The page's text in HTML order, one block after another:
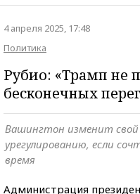
4 апреля 2025, 17:48
Политика
Рубио: «Трамп не
бесконечных
Вашингтон изменит свой
урегулированию, если
время
Администрация